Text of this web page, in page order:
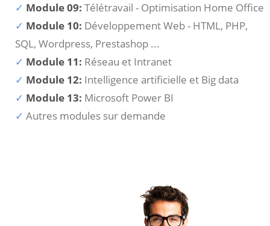
Module 09: Télétravail - Optimisation Home Office
Module 10: Développement Web - HTML, PHP,
SQL, Wordpress, Prestashop ...
Module 11: Réseau et Intranet
Module 12: Intelligence artificielle et Big data
Module 13: Microsoft Power BI
Autres modules sur demande